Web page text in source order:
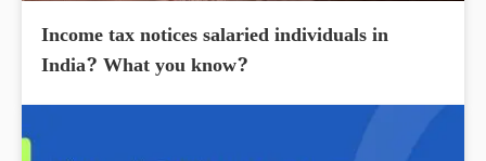
Income tax notices salaried individuals in
India? What you know?